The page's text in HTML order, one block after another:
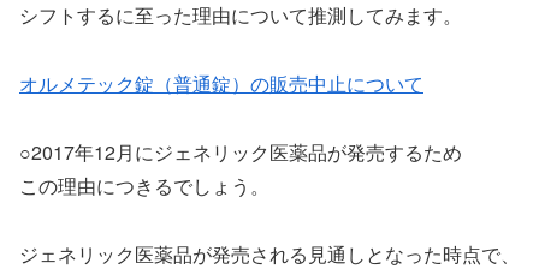
シフトするに至った理由について推測してみます。
オルメテック錠（普通錠）の販売中止について
○2017年12月にジェネリック医薬品が発売するため
この理由につきるでしょう。
ジェネリック医薬品が発売される見通しとなった時点で、